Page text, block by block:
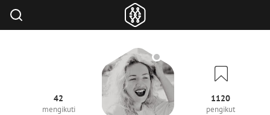
42
mengikuti
1120
pengikut